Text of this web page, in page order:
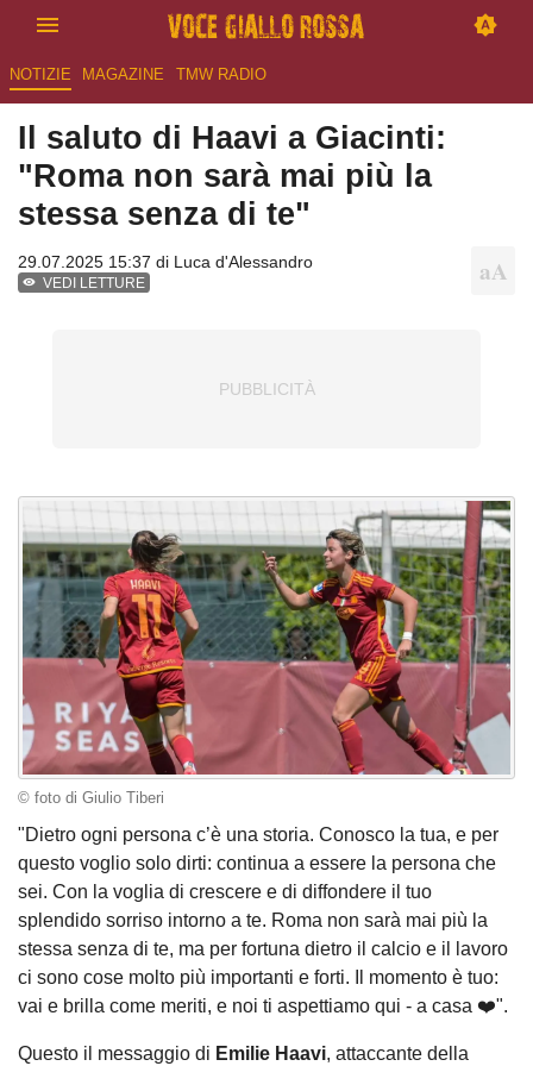
NOTIZIE MAGAZINE TMW RADIO
Il saluto di Haavi a Giacinti:
"Roma non sarà mai più la
stessa senza di te"
29.07.2025 15:37 di Luca d'Alessandro
VEDI LETTURE
© foto di Giulio Tiberi
"Dietro ogni persona c’è una storia. Conosco la tua, e per
questo voglio solo dirti: continua a essere la persona che
sei. Con la voglia di crescere e di diffondere il tuo
splendido sorriso intorno a te. Roma non sarà mai più la
stessa senza di te, ma per fortuna dietro il calcio e il lavoro
ci sono cose molto più importanti e forti. Il momento è tuo:
vai e brilla come meriti, e noi ti aspettiamo qui - a casa ❤️".
Questo il messaggio di Emilie Haavi, attaccante della